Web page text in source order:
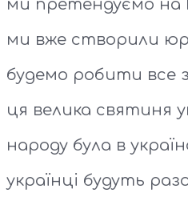
ми претендуємо на
ми вже створили
будемо робити все
ця велика святиня
народу була в
українці будуть